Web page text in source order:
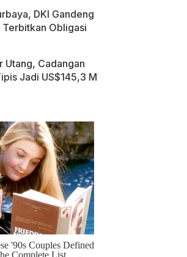
DKI Gandeng
Terbitkan Obligasi
Utang, Cadangan
Jadi US$145,3 M